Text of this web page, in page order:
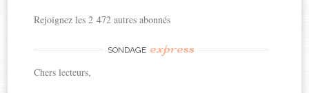
Rejoignez les 2 472 autres abonnés
SONDAGE express
Chers lecteurs,